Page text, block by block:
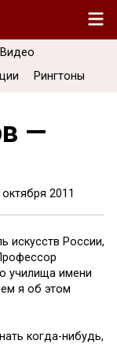
Видео
Рингтоны
—
октября 2011
искусств России,
училища имени
я об этом
когда-нибудь,